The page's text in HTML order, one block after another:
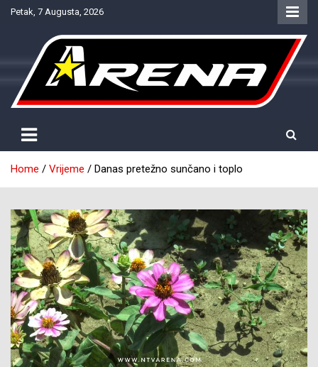
SkipPetak, 7 Augusta, 2026
NTV Arena
Home Vrijeme Danas pretežno sunčano i toplo